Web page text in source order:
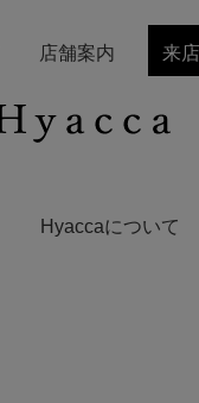
Hyaccaについて
店舗案内 来